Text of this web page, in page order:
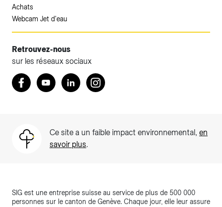
Achats
Webcam Jet d'eau
Retrouvez-nous
sur les réseaux sociaux
Retrouvez nous sur Facebook
YoutubeLinkedInInstagram
Ce site a un faible impact environnemental, en
savoir plus.
SIG est une entreprise suisse au service de plus de 500 000
personnes sur le canton de Genève. Chaque jour, elle leur assure